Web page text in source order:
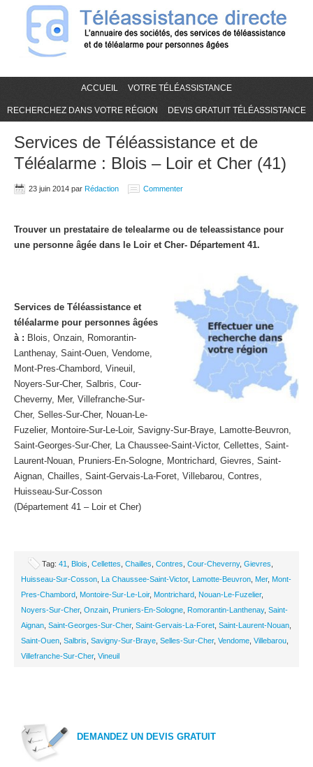
ACCUEIL VOTRE TÉLÉASSISTANCE
RECHERCHEZ DANS VOTRE RÉGION DEVIS GRATUIT TÉLÉASSISTANCE
Services de Téléassistance et de
Téléalarme : Blois – Loir et Cher (41)
23 juin 2014 par Rédaction Commenter
Trouver un prestataire de telealarme ou de teleassistance pour
une personne âgée dans le Loir et Cher- Département 41.
Services de Téléassistance et
téléalarme pour personnes âgées
à : Blois, Onzain, Romorantin-
Lanthenay, Saint-Ouen, Vendome,
Mont-Pres-Chambord, Vineuil,
Noyers-Sur-Cher, Salbris, Cour-
Cheverny, Mer, Villefranche-Sur-
Cher, Selles-Sur-Cher, Nouan-Le-
Fuzelier, Montoire-Sur-Le-Loir, Savigny-Sur-Braye, Lamotte-Beuvron,
Saint-Georges-Sur-Cher, La Chaussee-Saint-Victor, Cellettes, Saint-
Laurent-Nouan, Pruniers-En-Sologne, Montrichard, Gievres, Saint-
Aignan, Chailles, Saint-Gervais-La-Foret, Villebarou, Contres,
Huisseau-Sur-Cosson
(Département 41 – Loir et Cher)
Tag: 41 Blois Cellettes Chailles Contres Cour-Cheverny, Gievres
Huisseau-Sur-Cosson La Chaussee-Saint-Victor, Lamotte-Beuvron Mer, Mont-
Pres-Chambord Montoire-Sur-Le-Loir, Montrichard Nouan-Le-Fuzelier,
Noyers-Sur-Cher, Onzain Pruniers-En-Sologne Romorantin-Lanthenay, Saint-
Aignan Saint-Georges-Sur-Cher, Saint-Gervais-La-Foret Saint-Laurent-Nouan
Saint-Ouen Salbris Savigny-Sur-Braye Selles-Sur-Cher, Vendome Villebarou
Villefranche-Sur-Cher, Vineuil
DEMANDEZ UN DEVIS GRATUIT